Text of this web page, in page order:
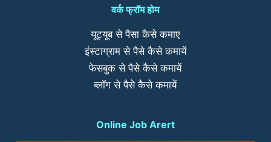
वर्क फ्रॉम होम
यूट्यूब से पैसा कैसे कमाए
इंस्टाग्राम से पैसे कैसे कमायें
फेसबुक से पैसे कैसे कमायें
ब्लॉग से पैसे कैसे कमायें
Online Job Arert